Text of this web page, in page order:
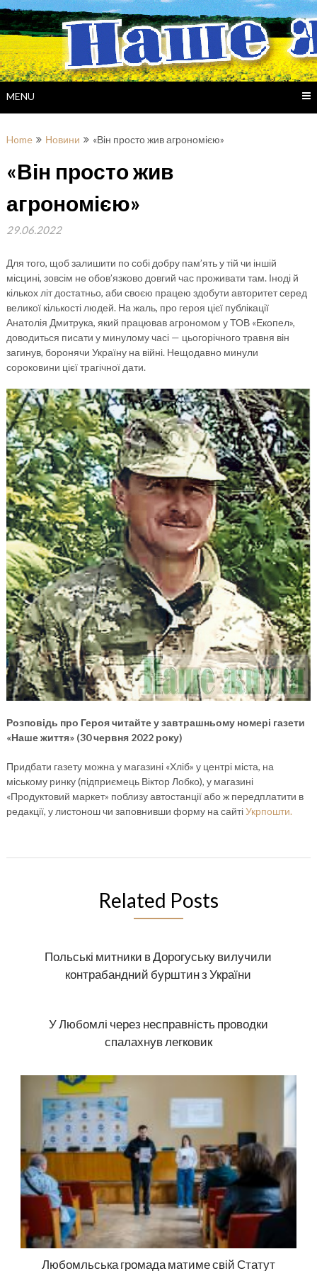
Skip
to
content
MENU
Home Новини «Він просто жив агрономією»
«Він просто жив
агрономією»
29.06.2022
Для того, щоб залишити по собі добру пам’ять у тій чи іншій
місцині, зовсім не обов’язково довгий час проживати там. Іноді й
кількох літ достатньо, аби своєю працею здобути авторитет серед
великої кількості людей. На жаль, про героя цієї публікації
Анатолія Дмитрука, який працював агрономом у ТОВ «Екопел»,
доводиться писати у минулому часі — цьогорічного травня він
загинув, боронячи Україну на війні. Нещодавно минули
сороковини цієї трагічної дати.
Розповідь про Героя читайте у завтрашньому номері газети
«Наше життя» (30 червня 2022 року)
Придбати газету можна у магазині «Хліб» у центрі міста, на
міському ринку (підприємець Віктор Лобко), у магазині
«Продуктовий маркет» поблизу автостанції або ж передплатити в
редакції, у листонош чи заповнивши форму на сайтіУкрпошти.
Related Posts
Польські митники в Дорогуську вилучили
контрабандний бурштин з України
У Любомлі через несправність проводки
спалахнув легковик
Любомльська громада матиме свій Статут